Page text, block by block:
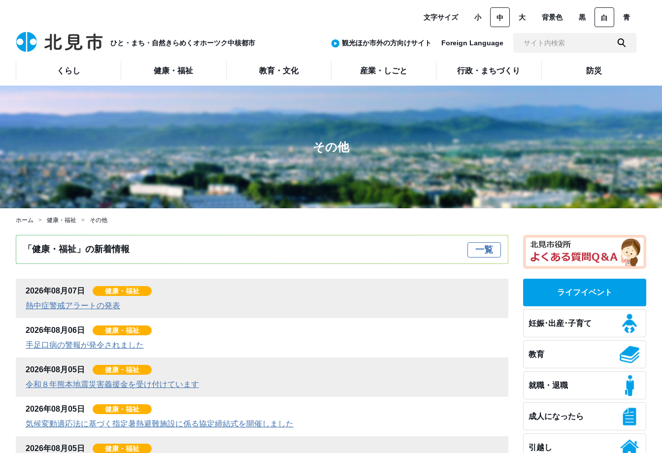
ひと・まち・自然きらめくオホーツク中核都市
くらし 健康・福祉 教育・文化 産業・しごと 行政・まちづくり 防災
文字サイズ 小 中 大 背景色 黒 白 青
観光ほか市外の方向けサイト Foreign Language
その他
ホーム 健康・福祉 その他
「健康・福祉」の新着情報 一覧
2026年08月07日 健康・福祉
熱中症警戒アラートの発表
2026年08月06日 健康・福祉
手足口病の警報が発令されました
2026年08月05日 健康・福祉
令和８年熊本地震災害義援金を受け付けています
2026年08月05日 健康・福祉
気候変動適応法に基づく指定暑熱避難施設に係る協定締結式を開催しました
2026年08月05日 健康・福祉
ライフイベント
妊娠･出産･子育て
教育
就職・退職
成人になったら
引越し